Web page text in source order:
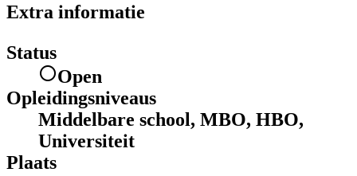
Extra informatie
Status
Open
Opleidingsniveaus
Middelbare school, MBO, HBO,
Universiteit
Plaats